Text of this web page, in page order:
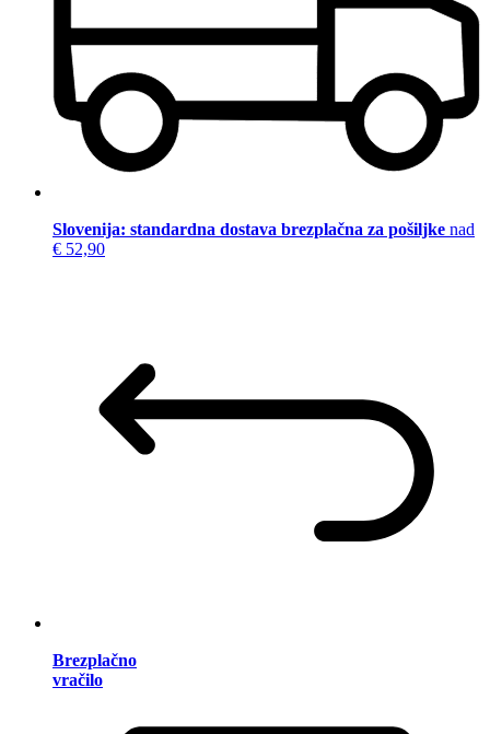
Slovenija: standardna dostava brezplačna za pošiljke nad
€ 52,90
Brezplačno
vračilo